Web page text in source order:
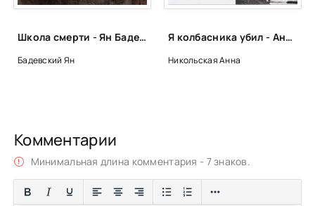
Школа смерти - Ян Бадевский
Бадевский Ян
Я колбасника убил - Анна Никольская
Никольская Анна
Комментарии
Минимальная длина комментария - 7 знаков.